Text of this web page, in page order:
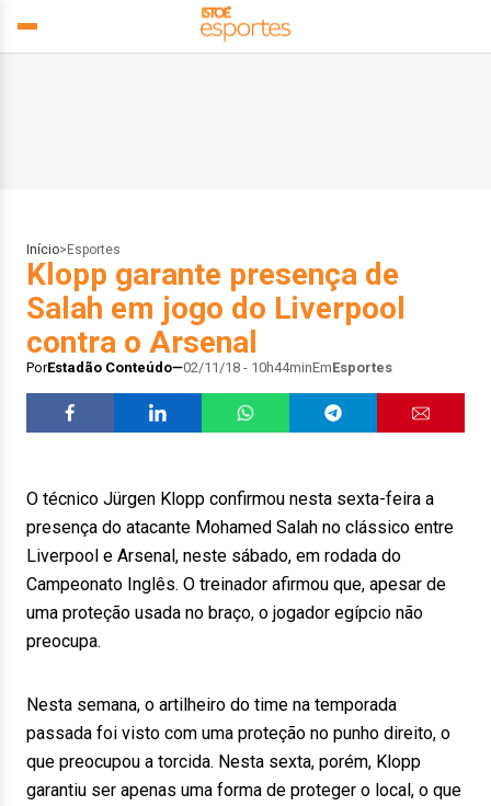
Início> Esportes
Klopp garante presença de
Salah em jogo do Liverpool
contra o Arsenal
PorEstadão Conteúdo 02/11/18 - 10h44minEmEsportes
O técnico Jürgen Klopp confirmou nesta sexta-feira a
presença do atacante Mohamed Salah no clássico entre
Liverpool e Arsenal, neste sábado, em rodada do
Campeonato Inglês. O treinador afirmou que, apesar de
uma proteção usada no braço, o jogador egípcio não
preocupa.
Nesta semana, o artilheiro do time na temporada
passada foi visto com uma proteção no punho direito, o
que preocupou a torcida. Nesta sexta, porém, Klopp
garantiu ser apenas uma forma de proteger o local, o que